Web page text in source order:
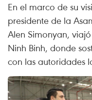
En el marco de su
presidente de la
Alen Simonyan,
Ninh Binh, donde
con las autoridades